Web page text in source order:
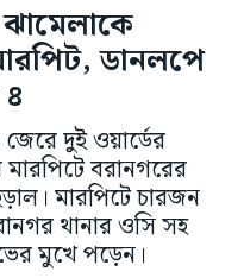
ডানলপে
দুই ওয়ার্ডের
বরানগরের
মারপিটে চারজন
থানার ওসি সহ
মুখে পড়েন।